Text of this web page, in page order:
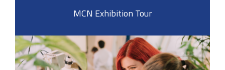
MCN Exhibition Tour